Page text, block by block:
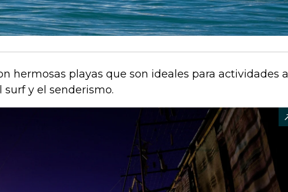
hermosas playas que son ideales para actividades al
y el senderismo.